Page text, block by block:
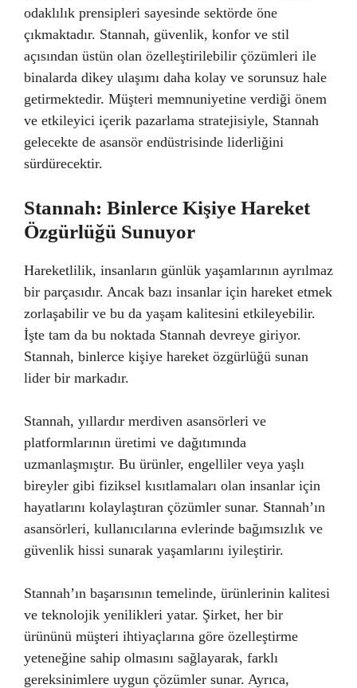
odaklılık prensipleri sayesinde sektörde öne
çıkmaktadır. Stannah, güvenlik, konfor ve stil
açısından üstün olan özelleştirilebilir çözümleri ile
binalarda dikey ulaşımı daha kolay ve sorunsuz hale
getirmektedir. Müşteri memnuniyetine verdiği önem
ve etkileyici içerik pazarlama stratejisiyle, Stannah
gelecekte de asansör endüstrisinde liderliğini
sürdürecektir.
Stannah: Binlerce Kişiye Hareket
Özgürlüğü Sunuyor
Hareketlilik, insanların günlük yaşamlarının ayrılmaz
bir parçasıdır. Ancak bazı insanlar için hareket etmek
zorlaşabilir ve bu da yaşam kalitesini etkileyebilir.
İşte tam da bu noktada Stannah devreye giriyor.
Stannah, binlerce kişiye hareket özgürlüğü sunan
lider bir markadır.
Stannah, yıllardır merdiven asansörleri ve
platformlarının üretimi ve dağıtımında
uzmanlaşmıştır. Bu ürünler, engelliler veya yaşlı
bireyler gibi fiziksel kısıtlamaları olan insanlar için
hayatlarını kolaylaştıran çözümler sunar. Stannah’ın
asansörleri, kullanıcılarına evlerinde bağımsızlık ve
güvenlik hissi sunarak yaşamlarını iyileştirir.
Stannah’ın başarısının temelinde, ürünlerinin kalitesi
ve teknolojik yenilikleri yatar. Şirket, her bir
ürününü müşteri ihtiyaçlarına göre özelleştirme
yeteneğine sahip olmasını sağlayarak, farklı
gereksinimlere uygun çözümler sunar. Ayrıca,